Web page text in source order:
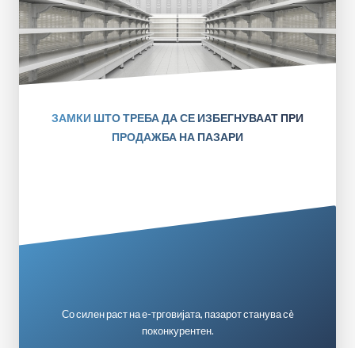
ЗАМКИ ШТО ТРЕБА ДА СЕ ИЗБЕГНУВААТ ПРИ
ПРОДАЖБА НА ПАЗАРИ
Со силен раст на е-трговијата, пазарот станува сè
поконкурентен.